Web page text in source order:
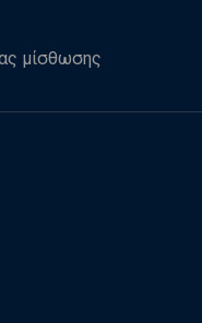
μίσθωσης